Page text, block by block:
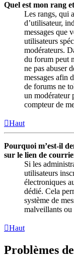
Quel est mon rang
Les rangs, qui
d’utilisateur,
messages que
utilisateurs
modérateurs.
du forum peut
ne pas abuser
messages afin
de forums ne
un modérateur
compteur de
Haut
Pourquoi m’est-il
sur le lien de
Si les
utilisateurs
électroniques
dédié. Cela
système de
malveillants ou
Haut
Problèmes